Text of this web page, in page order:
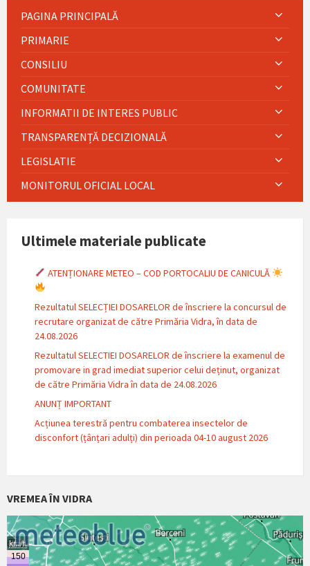
PAGINA PRINCIPALĂ
PRIMARIE
CONSILIU
COMUNITATE
INFORMATII DE INTERES PUBLIC
TRANSPARENȚĂ DECIZIONALĂ
LEGISLATIE
MONITORUL OFICIAL LOCAL
Ultimele materiale publicate
ATENȚIONARE METEO – COD PORTOCALIU DE CANICULĂ
Rezultatul SELECȚIEI DOSARELOR de înscriere la concursul de
recrutare organizat de către Primăria Vidra, în data de
24.08.2026
Rezultatul SELECTIEI DOSARELOR de înscriere la examenul de
promovare in grad imediat superior celui deținut, organizat
de către Primăria Vidra în data de 24.08.2026
ANUNȚ IMPORTANT
Acțiunea terestră pentru combaterea insectelor de
disconfort (țânțari adulți) din perioada 04-10 august 2026
VREMEA ÎN VIDRA